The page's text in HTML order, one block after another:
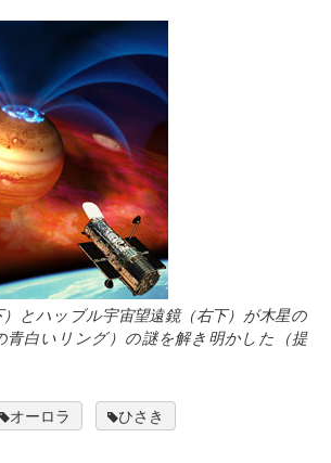
）とハッブル宇宙望遠鏡（右下）が木星の
青白いリング）の謎を解き明かした（提
オーロラ ひさき